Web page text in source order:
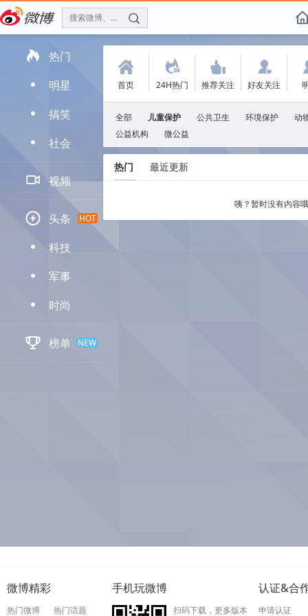
搜索微博、找人 f
 热门
D 明星
D 搞笑
D 社会
 视频
 头条 HOT
D 科技
D 军事
D 时尚
 榜单 NEW
(
首页
.
24H热门
'
推荐关注
:
好友关注
全部 儿童保护 公共卫生 环境保护
动
公益机构
微公益
热门 最近更新
咦？暂时没有内容
微博精彩
热门微博 热门话题
手机玩微博
扫码下载，更多版本
认证&合
申请认证